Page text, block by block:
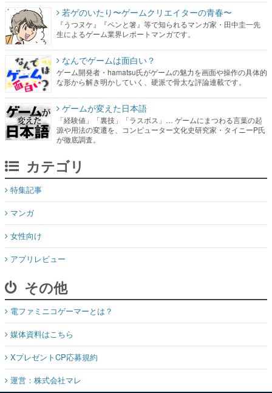
若ゲのいたり〜ゲームクリエイターの青春〜
『うつヌケ』『ペンと箸』等で知られるマンガ家・田中圭一先
生によるゲーム業界レポートマンガです。
なんでゲームは面白い？
ゲーム開発者・hamatsu氏がゲームの魅力を画面や操作の具体的
な形から解き明かしていく、硬派で骨太な評論連載です。
ゲームが変えた日本語
「経験値」「裏技」「ラスボス」… ゲームにまつわる言葉の起
源や用法の変遷を、コンピューター文化史研究家・タイニーP氏
が徹底調査。
カテゴリ
特集記事
マンガ
女性向け
アプリレビュー
その他
電ファミニコゲーマーとは？
媒体資料はこちら
XプレゼントCP応募規約
運営：株式会社マレ